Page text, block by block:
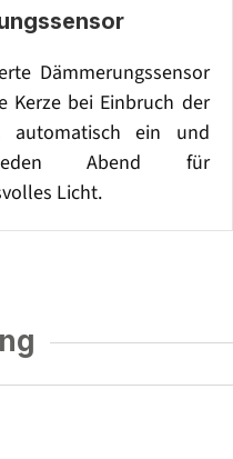
Dämmerungssensor
Kerze bei Einbruch der
automatisch ein und
Abend für
Licht.